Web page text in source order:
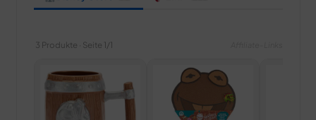
3 Produkte · Seite 1/1